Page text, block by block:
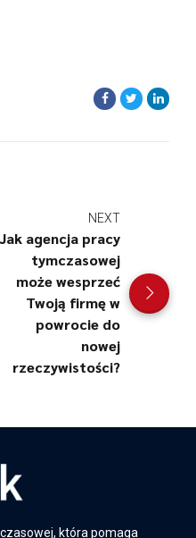
NEXT
Jak agencja pracy
tymczasowej
może wesprzeć
Twoją firmę w
powrocie do
nowej
rzeczywistości?
która pomaga